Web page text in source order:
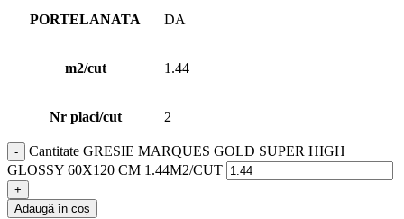
PORTELANATA DA
m2/cut 1.44
Nr placi/cut 2
Cantitate GRESIE MARQUES GOLD SUPER HIGH
GLOSSY 60X120 CM 1.44M2/CUT
Adaugă în coș